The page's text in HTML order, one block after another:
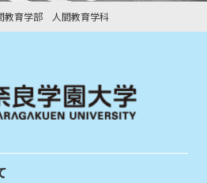
教育学部 人間教育学科